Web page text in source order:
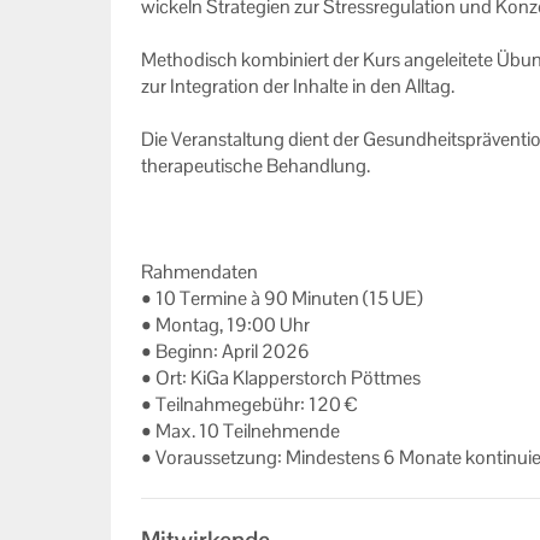
wi­ckeln Stra­te­gien zur Stress­re­gu­la­ti­on und
Me­tho­disch kom­bi­niert der Kurs an­ge­lei­te­te
zur In­te­gra­ti­on der In­hal­te in den All­tag.
Die Ver­an­stal­tung dient der
the­ra­peu­ti­sche Be­hand­lung.
Rah­men­da­ten
• 10 Ter­mi­ne à 90 Mi­nu­ten (15 UE)
• Mon­tag, 19:00 Uhr
• Be­ginn: April 2026
• Ort: KiGa Klap­per­storch Pött­mes
• Teil­nah­me­ge­bühr: 120 €
• Max. 10 Teil­neh­men­de
• Vor­aus­set­zung: Min­des­tens 6 Mo­na­te